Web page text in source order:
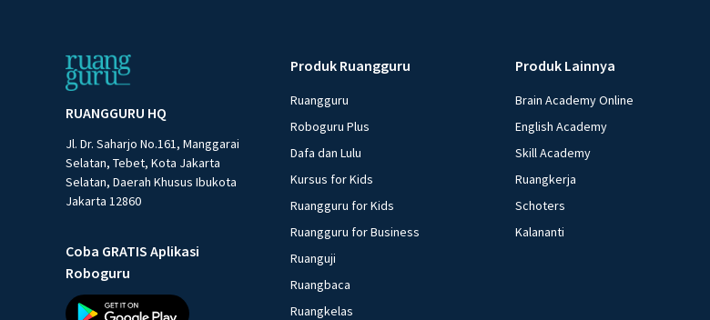
RUANGGURU HQ
Jl. Dr. Saharjo No.161, Manggarai
Selatan, Tebet, Kota Jakarta
Selatan, Daerah Khusus Ibukota
Jakarta 12860
Coba GRATIS Aplikasi
Roboguru
Produk Ruangguru
Ruangguru
Roboguru Plus
Dafa dan Lulu
Kursus for Kids
Ruangguru for Kids
Ruangguru for Business
Ruanguji
Ruangbaca
Ruangkelas
Produk Lainnya
Brain Academy Online
English Academy
Skill Academy
Ruangkerja
Schoters
Kalananti